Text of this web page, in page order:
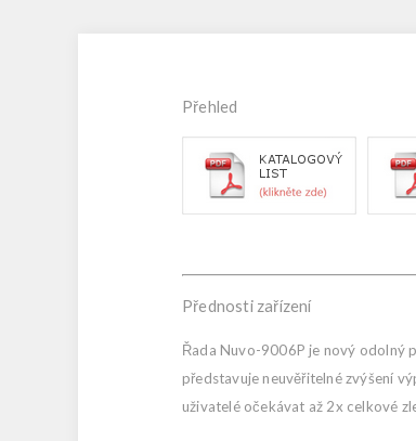
Přehled
Přednosti zařízení
Řada Nuvo-9006P je nový odolný
představuje neuvěřitelné zvýšení
uživatelé očekávat až 2x celkové